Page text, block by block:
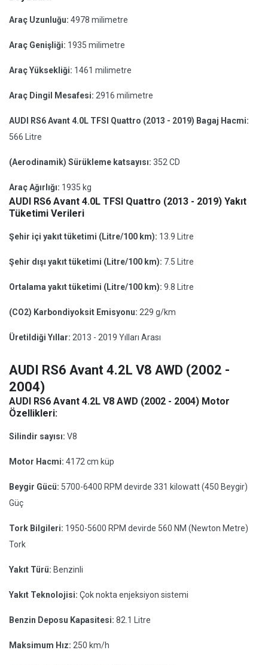
Araç Uzunluğu: 4978 milimetre
Araç Genişliği: 1935 milimetre
Araç Yüksekliği: 1461 milimetre
Araç Dingil Mesafesi: 2916 milimetre
AUDI RS6 Avant 4.0L TFSI Quattro (2013 - 2019) Bagaj Hacmi:
566 Litre
(Aerodinamik) Sürükleme katsayısı: 352 CD
Araç Ağırlığı: 1935 kg
AUDI RS6 Avant 4.0L TFSI Quattro (2013 - 2019) Yakıt
Tüketimi Verileri
Şehir içi yakıt tüketimi (Litre/100 km): 13.9 Litre
Şehir dışı yakıt tüketimi (Litre/100 km): 7.5 Litre
Ortalama yakıt tüketimi (Litre/100 km): 9.8 Litre
(CO2) Karbondiyoksit Emisyonu: 229 g/km
Üretildiği Yıllar: 2013 - 2019 Yılları Arası
AUDI RS6 Avant 4.2L V8 AWD (2002 -
2004)
AUDI RS6 Avant 4.2L V8 AWD (2002 - 2004) Motor
Özellikleri:
Silindir sayısı: V8
Motor Hacmi: 4172 cm küp
Beygir Gücü: 5700-6400 RPM devirde 331 kilowatt (450 Beygir)
Güç
Tork Bilgileri: 1950-5600 RPM devirde 560 NM (Newton Metre)
Tork
Yakıt Türü: Benzinli
Yakıt Teknolojisi: Çok nokta enjeksiyon sistemi
Benzin Deposu Kapasitesi: 82.1 Litre
Maksimum Hız: 250 km/h